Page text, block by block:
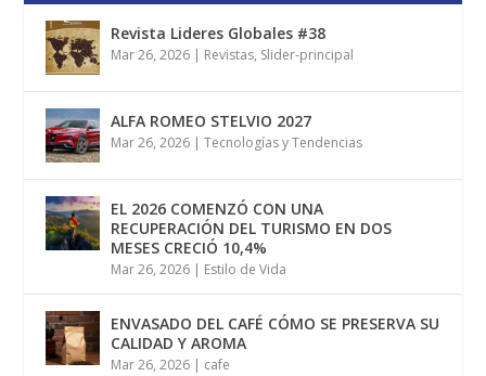
Revista Lideres Globales #38
Mar 26, 2026 | Revistas, Slider-principal
ALFA ROMEO STELVIO 2027
Mar 26, 2026 |Tecnologías y Tendencias
EL 2026 COMENZÓ CON UNA
RECUPERACIÓN DEL TURISMO EN DOS
MESES CRECIÓ 10,4%
Mar 26, 2026 | Estilo de Vida
ENVASADO DEL CAFÉ CÓMO SE PRESERVA SU
CALIDAD Y AROMA
Mar 26, 2026 | cafe